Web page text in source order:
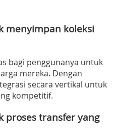
menyimpan koleksi
bagi penggunanya untuk
mereka. Dengan
secara vertikal untuk
kompetitif.
proses transfer yang